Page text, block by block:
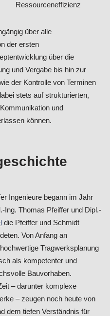
Ressourceneffizienz
über alle
der ersten
über die
und Vergabe bis hin zur
der Kontrolle von Terminen
stets auf strukturierten,
und
können.
Ingenieure begann im Jahr
Ing. Thomas Pfeiffer und Dipl.-
die Pfeiffer und Schmidt
Von Anfang an
Tragwerksplanung
als kompetenter und
Bauvorhaben.
– darunter komplexe
– zeugen noch heute von
dem tiefen Verständnis für